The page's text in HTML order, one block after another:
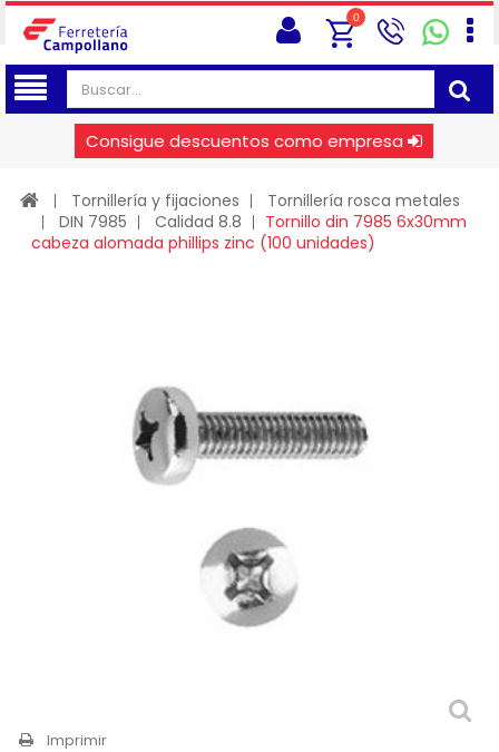
0
Consigue descuentos como empresa
Tornillería y fijaciones
Tornillería rosca metales
DIN 7985
Calidad 8.8
Tornillo din 7985 6x30mm
cabeza alomada phillips zinc (100 unidades)
Imprimir